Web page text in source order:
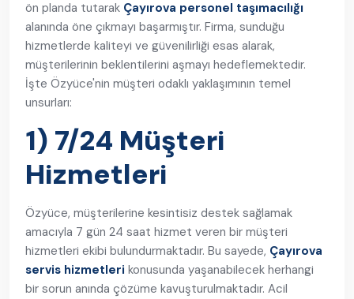
ön planda tutarak Çayırova personel taşımacılığı
alanında öne çıkmayı başarmıştır. Firma, sunduğu
hizmetlerde kaliteyi ve güvenilirliği esas alarak,
müşterilerinin beklentilerini aşmayı hedeflemektedir.
İşte Özyüce'nin müşteri odaklı yaklaşımının temel
unsurları:
1) 7/24 Müşteri
Hizmetleri
Özyüce, müşterilerine kesintisiz destek sağlamak
amacıyla 7 gün 24 saat hizmet veren bir müşteri
hizmetleri ekibi bulundurmaktadır. Bu sayede, Çayırova
servis hizmetleri konusunda yaşanabilecek herhangi
bir sorun anında çözüme kavuşturulmaktadır. Acil